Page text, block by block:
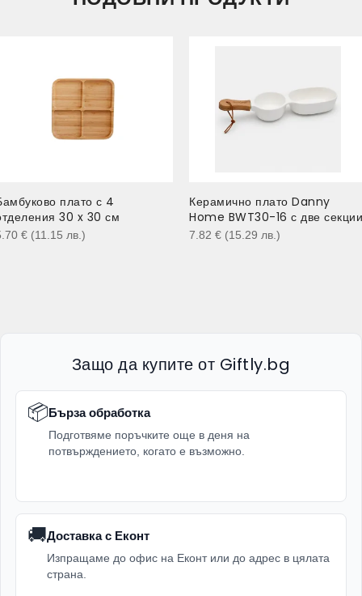
плато с 4
30 x 30 см
€ (11.15 лв. )
Керамично плато Danny
Home BWT30-16 с две секции
7.82 € (15.29 лв. )
Защо да купите от Giftly.bg
📦Бърза обработка
Подготвяме поръчките още в деня на
потвърждението, когато е възможно.
🚚Доставка с Еконт
Изпращаме до офис на Еконт или до адрес в цялата
страна.